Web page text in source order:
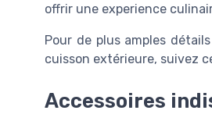
offrir une experience
Pour de plus amples
cuisson extérieure, suivez
Accessoires